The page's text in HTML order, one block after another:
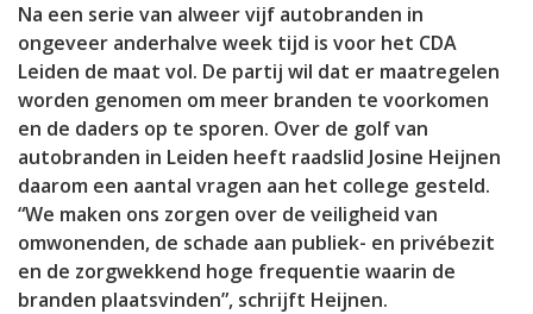
Na een serie van alweer vijf autobranden in
ongeveer anderhalve week tijd is voor het CDA
Leiden de maat vol. De partij wil dat er maatregelen
worden genomen om meer branden te voorkomen
en de daders op te sporen. Over de golf van
autobranden in Leiden heeft raadslid Josine Heijnen
daarom een aantal vragen aan het college gesteld.
“We maken ons zorgen over de veiligheid van
omwonenden, de schade aan publiek- en privébezit
en de zorgwekkend hoge frequentie waarin de
branden plaatsvinden”, schrijft Heijnen.